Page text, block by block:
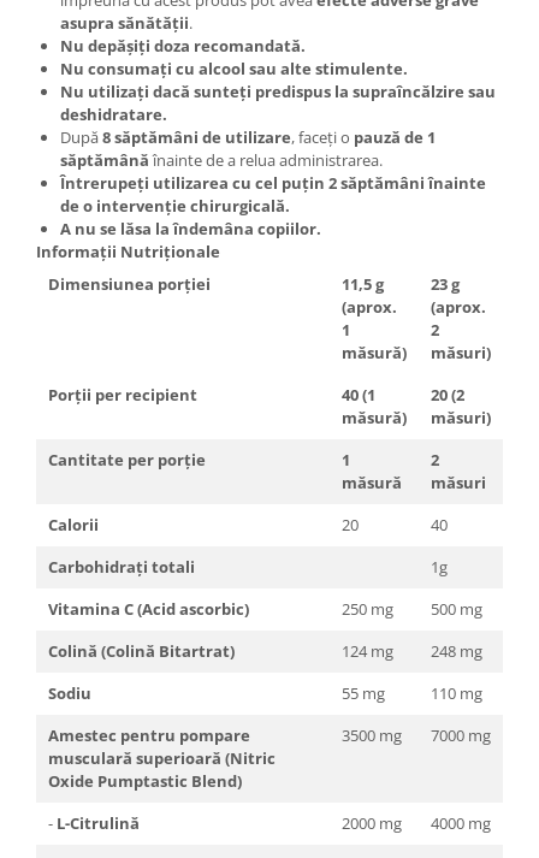
asupra sănătății.
Nu depășiți doza recomandată.
Nu consumați cu alcool sau alte stimulente.
Nu utilizați dacă sunteți predispus la supraîncălzire sau
deshidratare.
După8 săptămâni de utilizare, faceți o pauză de 1
săptămânăînainte de a relua administrarea.
Întrerupeți utilizarea cu cel puțin 2 săptămâni înainte
de o intervenție chirurgicală.
A nu se lăsa la îndemâna copiilor.
Informații Nutriționale
Dimensiunea porției
11,5 g
(aprox.
1
măsură)
23 g
(aprox.
2
măsuri)
Porții per recipient
40 (1
măsură)
20 (2
măsuri)
Cantitate per porție
1
măsură
2
măsuri
Calorii
20
40
Carbohidrați totali
1g
Vitamina C (Acid ascorbic)
250 mg
500 mg
Colină (Colină Bitartrat)
124 mg
248 mg
Sodiu
55 mg
110 mg
Amestec pentru pompare
musculară superioară (Nitric
Oxide Pumptastic Blend)
3500 mg 7000 mg
- L-Citrulină 2000 mg
4000 mg